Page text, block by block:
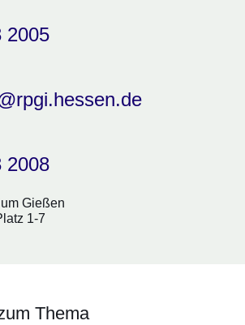
2005
2008
Gießen
1-7
Thema